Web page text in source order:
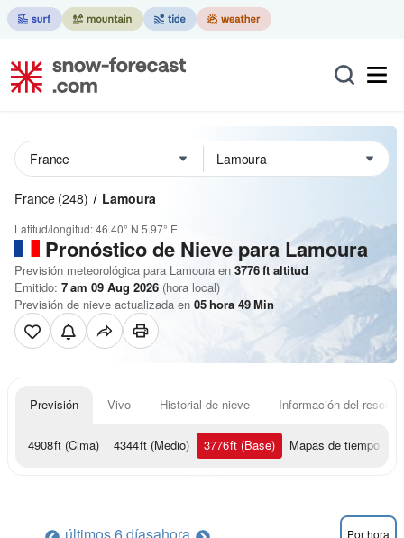
France (248) Lamoura
Latitud/longitud:46.40° N 5.97° E
Pronóstico de Nieve para Lamoura
Previsión meteorológica para Lamoura en 3776ft altitud
Emitido: 7 am 09 Aug 2026 (hora local)
Previsión de nieve actualizada en 05hora 49Min
Previsión Vivo Historial de nieve Información del resort
4908ft (Cima) 4344ft (Medio) 3776ft (Base) Mapas de tiempo
últimos 6 díasahora Por hora